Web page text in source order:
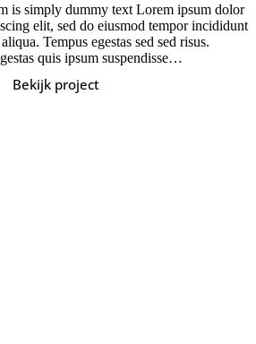
is simply dummy text Lorem ipsum dolor
elit, sed do eiusmod tempor incididunt
Tempus egestas sed sed risus.
quis ipsum suspendisse…
Bekijk project
Testproject